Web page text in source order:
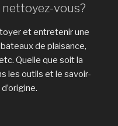
vous?
et entretenir une
de plaisance,
Quelle que soit la
les outils et le savoir-